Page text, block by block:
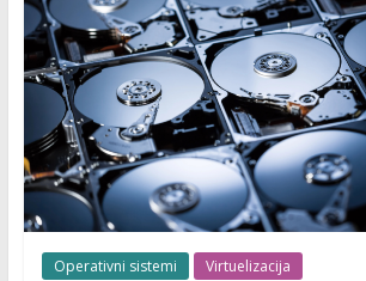
Operativni sistemi Virtuelizacija